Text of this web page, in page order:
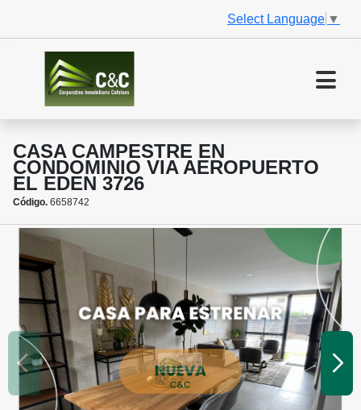
Select Language ▼
CASA CAMPESTRE EN
CONDOMINIO VIA AEROPUERTO
EL EDEN 3726
Código. 6658742